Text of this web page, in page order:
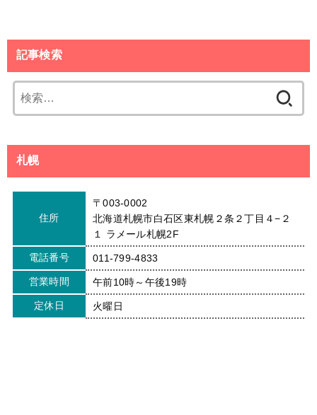
記事検索
索:
札幌
住所
〒003-0002
北海道札幌市白石区東札幌２条２丁目４−２
１ ラメール札幌2F
電話番号 011-799-4833
営業時間 午前10時～午後19時
定休日 火曜日